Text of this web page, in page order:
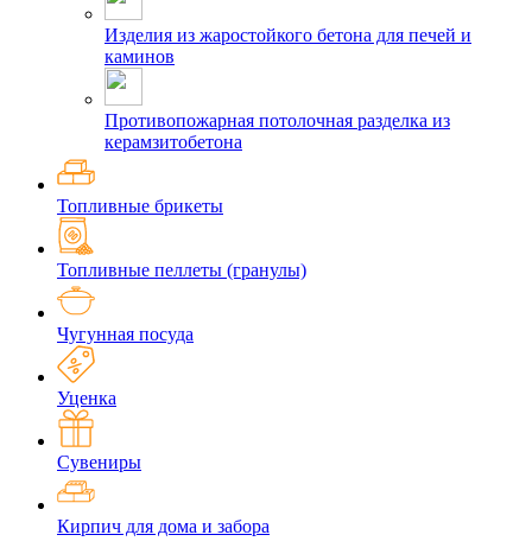
Изделия из жаростойкого бетона для печей и
каминов
Противопожарная потолочная разделка из
керамзитобетона
Топливные брикеты
Топливные пеллеты (гранулы)
Чугунная посуда
Уценка
Сувениры
Кирпич для дома и забора